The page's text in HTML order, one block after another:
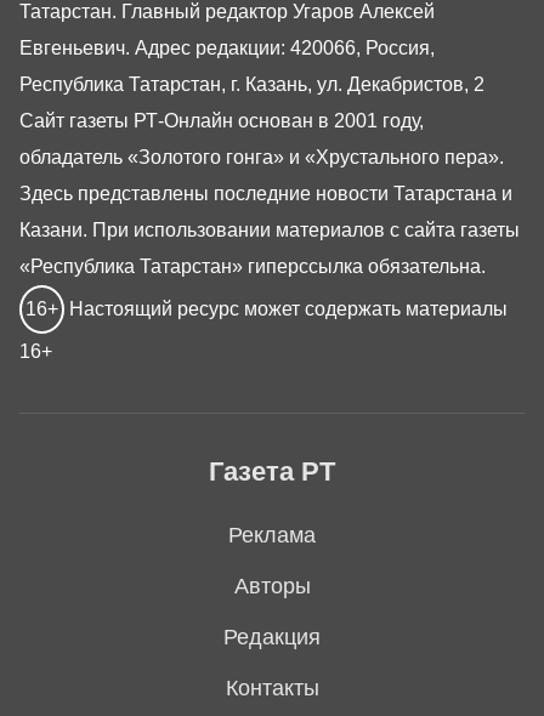
Газета РТ
Реклама
Авторы
Редакция
Контакты
Татарстан. Главный редактор Угаров Алексей
Евгеньевич. Адрес редакции: 420066, Россия,
Республика Татарстан, г. Казань, ул. Декабристов, 2
Сайт газеты РТ-Онлайн основан в 2001 году,
обладатель «Золотого гонга» и «Хрустального пера».
Здесь представлены последние новости Татарстана и
Казани. При использовании материалов с сайта газеты
«Республика Татарстан» гиперссылка обязательна.
16+ Настоящий ресурс может содержать материалы
16+